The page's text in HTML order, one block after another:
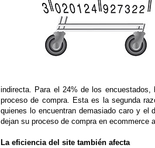
indirecta. Para el 24% de los
proceso de compra. Esta es la segunda
quienes lo encuentran demasiado caro y el
dejan su proceso de compra en ecommerce
La eficiencia del site también afecta